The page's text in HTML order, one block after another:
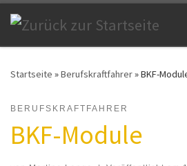
Zum Inhalt springen
Startseite »Berufskraftfahrer»BKF-
BERUFSKRAFTFAHRER
BKF-Module